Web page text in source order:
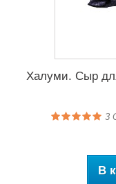
Халуми. Сыр
3
В